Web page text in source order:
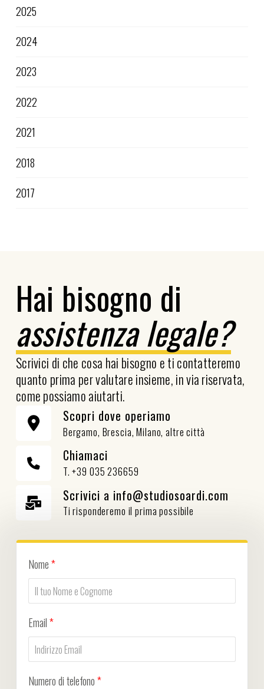
2025
2024
2023
2022
2021
2018
2017
Hai bisogno di
assistenza legale?
Scrivici di che cosa hai bisogno e ti contatteremo
quanto prima per valutare insieme, in via riservata,
come possiamo aiutarti.
Scopri dove operiamo
Bergamo, Brescia, Milano, altre città
Chiamaci
T. +39 035 236659
Scrivici a info@studiosoardi.com
Ti risponderemo il prima possibile
Nome*
Email*
Numero di telefono*